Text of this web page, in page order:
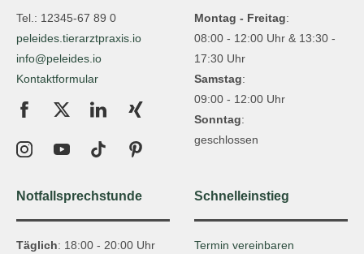
Tel.: 12345-67 89 0
peleides.tierarztpraxis.io
info@peleides.io
Kontaktformular
Montag - Freitag:
08:00 - 12:00 Uhr & 13:30 -
17:30 Uhr
Samstag:
09:00 - 12:00 Uhr
Sonntag:
geschlossen
Notfallsprechstunde
Täglich: 18:00 - 20:00 Uhr
Schnelleinstieg
Termin vereinbaren